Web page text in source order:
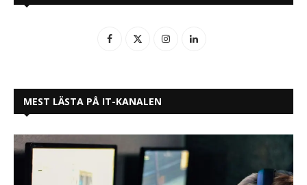
MEST LÄSTA PÅ IT-KANALEN